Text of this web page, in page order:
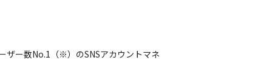
ザー数No.1（※）のSNSアカウントマネ